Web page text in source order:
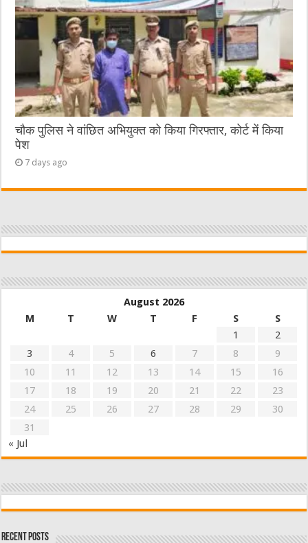
चौक पुलिस ने वांछित अभियुक्त को किया गिरफ्तार, कोर्ट में किया
पेश
7 days ago
August 2026
M
T W T F S
S
1
2
3
4 5 6 7 8
9
10
11 12 13 14 15
16
17
18 19 20 21 22
23
24
25 26 27 28 29
30
31
« Jul
Recent Posts